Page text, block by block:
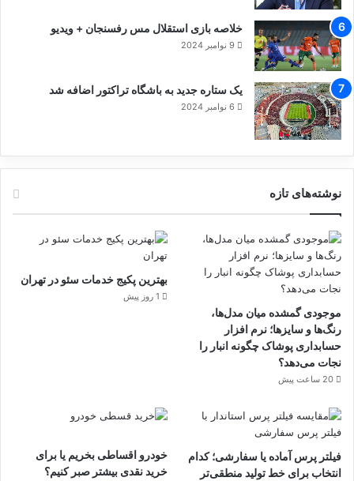
خلاصه بازی استقلال مس رفسنجان + ویدیو
9 نوامبر 2024
یک ستاره جدید به باشگاه تراکتور اضافه شد
6 نوامبر 2024
نوشته‌های تازه
موجودی گمشده میان مدل‌ها،
رنگ‌ها و سایزها؛ نرم افزار
حسابداری پوشاک چگونه انبار را
نجات می‌دهد؟
20 ساعت پیش
بهترین پکیج خدمات سئو در تهران
1 روز پیش
فیلتر پرس آماده یا سفارشی؛ کدام
انتخاب برای خط تولید منطقی‌تر
خودرو اقساطی بخریم یا برای
خرید نقدی بیشتر صبر کنیم؟